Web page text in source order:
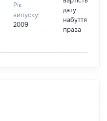
Рік
випуску:
2009
дату
набуття
права